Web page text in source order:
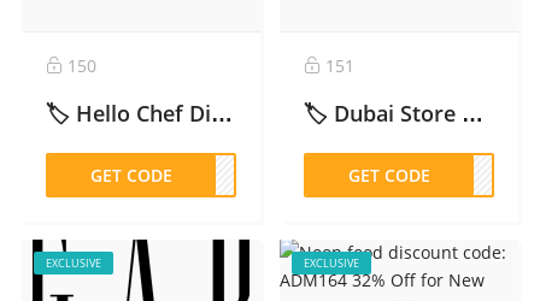
150
🏷️ Hello Chef Discount Code UAE : 50% Off Your First Box and More! – 2026
GET CODEAD26
151
🏷️ Dubai Store Promo Code: [ADIYTD]10% off – 2026
GET CODEIYTD
EXCLUSIVE EXCLUSIVE